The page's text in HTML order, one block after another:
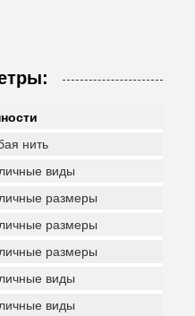
нить
виды
размеры
размеры
размеры
виды
виды